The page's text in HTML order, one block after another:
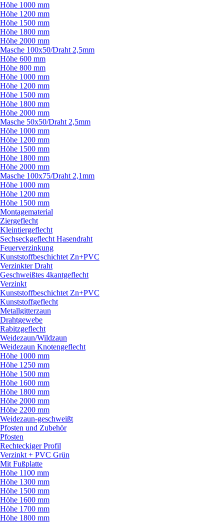
Höhe 1000 mm
Höhe 1200 mm
Höhe 1500 mm
Höhe 1800 mm
Höhe 2000 mm
Masche 100x50/Draht 2,5mm
Höhe 600 mm
Höhe 800 mm
Höhe 1000 mm
Höhe 1200 mm
Höhe 1500 mm
Höhe 1800 mm
Höhe 2000 mm
Masche 50x50/Draht 2,5mm
Höhe 1000 mm
Höhe 1200 mm
Höhe 1500 mm
Höhe 1800 mm
Höhe 2000 mm
Masche 100x75/Draht 2,1mm
Höhe 1000 mm
Höhe 1200 mm
Höhe 1500 mm
Montagematerial
Ziergeflecht
Kleintiergeflecht
Sechseckgeflecht Hasendraht
Feuerverzinkung
Kunststoffbeschichtet Zn+PVC
Verzinkter Draht
Geschweißtes 4kantgeflecht
Verzinkt
Kunststoffbeschichtet Zn+PVC
Kunststoffgeflecht
Metallgitterzaun
Drahtgewebe
Rabitzgeflecht
Weidezaun/Wildzaun
Weidezaun Knotengeflecht
Höhe 1000 mm
Höhe 1250 mm
Höhe 1500 mm
Höhe 1600 mm
Höhe 1800 mm
Höhe 2000 mm
Höhe 2200 mm
Weidezaun-geschweißt
Pfosten und Zubehör
Pfosten
Rechteckiger Profil
Verzinkt + PVC Grün
Mit Fußplatte
Höhe 1100 mm
Höhe 1300 mm
Höhe 1500 mm
Höhe 1600 mm
Höhe 1700 mm
Höhe 1800 mm